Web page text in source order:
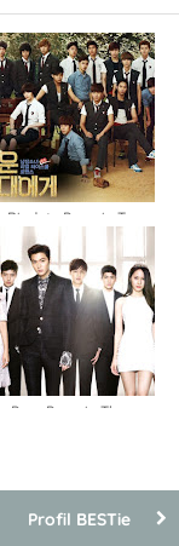
Pemain To
Para Pemain The
Profil BESTie